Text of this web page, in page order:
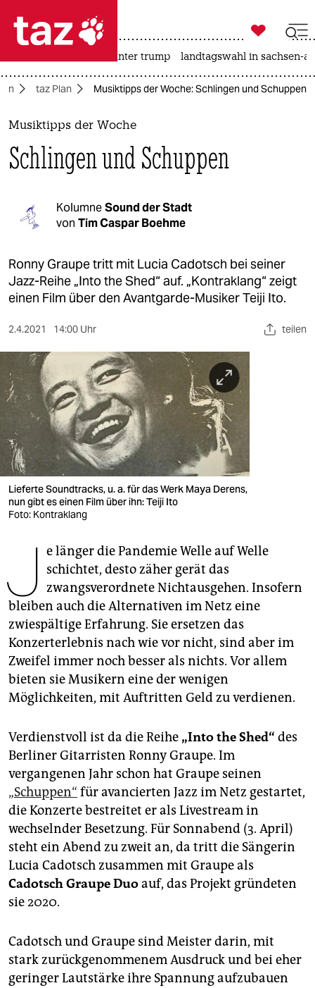
 taz zahl ich
taz zahl ich
themen
politik
gesellschaft
kultur
sport
nord
wahrheit
verlag
verlag
veranstaltungen
shop
fragen & hilfe
unterstützen
abo
genossenschaft
epaper login

taz zahl ich
usa unter trump landtagswahl in sachsen-
taz Plan Musiktipps der Woche: Schlingen und Schuppen
Musiktipps der Woche
Schlingen und Schuppen
KolumneSound der Stadt
von Tim Caspar Boehme
Ronny Graupe tritt mit Lucia Cadotsch bei seiner
Jazz-Reihe „Into the Shed“ auf. „Kontraklang“ zeigt
einen Film über den Avantgarde-Musiker Teiji Ito.
2.4.2021 14:00 Uhr teilen
Lieferte Soundtracks, u. a. für das Werk Maya Derens,
nun gibt es einen Film über ihn: Teiji Ito
Foto: Kontraklang
J e länger die Pandemie Welle auf Welle
schichtet, desto zäher gerät das
zwangsverordnete Nichtausgehen. Insofern
bleiben auch die Alternativen im Netz eine
zwiespältige Erfahrung. Sie ersetzen das
Konzerterlebnis nach wie vor nicht, sind aber im
Zweifel immer noch besser als nichts. Vor allem
bieten sie Musikern eine der wenigen
Möglichkeiten, mit Auftritten Geld zu verdienen.
Verdienstvoll ist da die Reihe „Into the Shed“ des
Berliner Gitarristen Ronny Graupe. Im
vergangenen Jahr schon hat Graupe seinen
„Schuppen“ für avancierten Jazz im Netz gestartet,
die Konzerte bestreitet er als Livestream in
wechselnder Besetzung. Für Sonnabend (3. April)
steht ein Abend zu zweit an, da tritt die Sängerin
Lucia Cadotsch zusammen mit Graupe als
Cadotsch Graupe Duoauf, das Projekt gründeten
sie 2020.
Cadotsch und Graupe sind Meister darin, mit
stark zurückgenommenem Ausdruck und bei eher
geringer Lautstärke ihre Spannung aufzubauen